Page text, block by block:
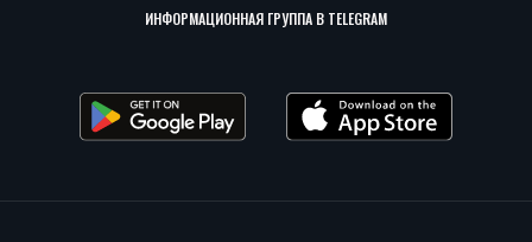
ИНФОРМАЦИОННАЯ ГРУППА В TELEGRAM